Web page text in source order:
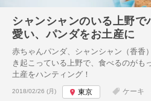
シャンシャンのいる上野
愛い、パンダをお土産に
赤ちゃんパンダ、シャンシャン（香香
き起こっている上野で、食べるのがも
土産をハンティング！
投稿日:
2018/02/26 (月) 東京 ケーキ